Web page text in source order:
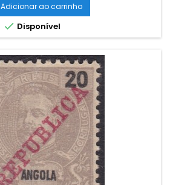
Adicionar ao carrinho
 Disponível